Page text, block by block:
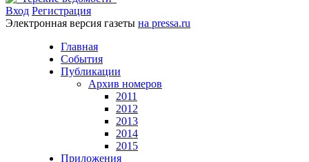
Вход Регистрация
Электронная версия газеты на pressa.ru
Главная
События
Публикации
Архив номеров
2011
2012
2013
2014
2015
Приложения